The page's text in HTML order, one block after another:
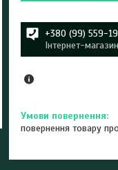
+380 (99) 559-
Інтернет-магазин
повернення товару